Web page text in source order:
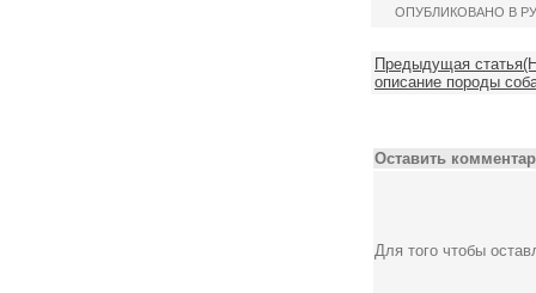
ОПУБЛИКОВАНО В
Предыдущая
описание породы
Оставить
Для того чтобы